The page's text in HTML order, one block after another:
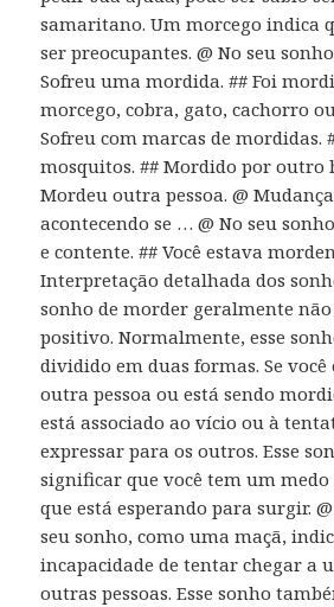
samaritano. Um morcego indica
ser preocupantes. @ No seu
Sofreu uma mordida. ## Foi
morcego, cobra, gato, cachorro
Sofreu com marcas de mordidas.
mosquitos. ## Mordido por outro
Mordeu outra pessoa. @
acontecendo se … @ No seu
e contente. ## Você estava
Interpretação detalhada dos
sonho de morder geralmente
positivo. Normalmente, esse
dividido em duas formas. Se
outra pessoa ou está sendo
está associado ao vício ou à
expressar para os outros. Esse
significar que você tem um medo
que está esperando para surgir.
seu sonho, como uma maçã,
incapacidade de tentar chegar a
outras pessoas. Esse sonho